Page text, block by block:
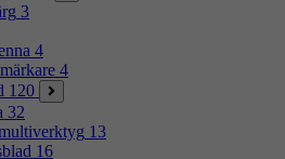
3
4
4
120
32
13
16